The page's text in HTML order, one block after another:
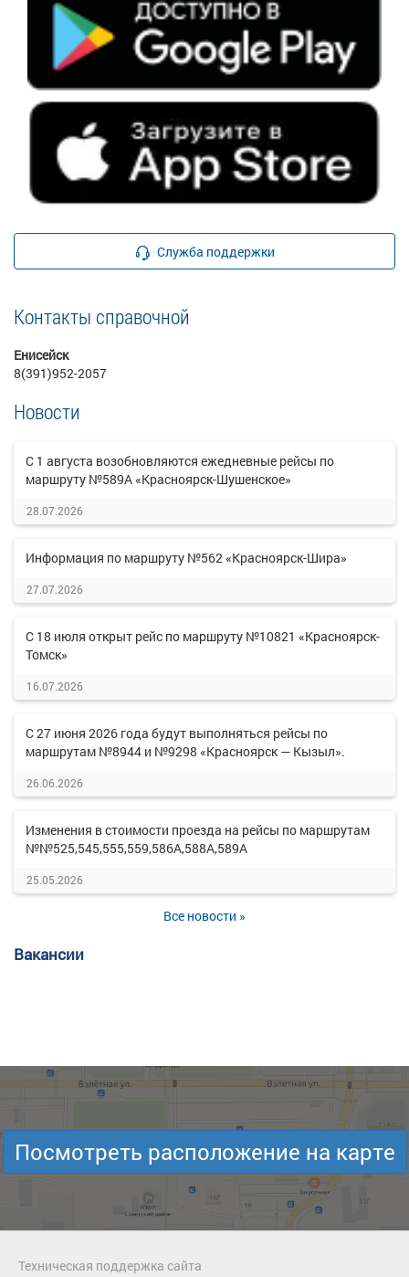
Служба поддержки
Контакты справочной
Енисейск
8(391)952-2057
Новости
С 1 августа возобновляются ежедневные рейсы по
маршруту №589А «Красноярск-Шушенское»
28.07.2026
Информация по маршруту №562 «Красноярск-Шира»
27.07.2026
С 18 июля открыт рейс по маршруту №10821 «Красноярск-
Томск»
16.07.2026
С 27 июня 2026 года будут выполняться рейсы по
маршрутам №8944 и №9298 «Красноярск — Кызыл».
26.06.2026
Изменения в стоимости проезда на рейсы по маршрутам
№№525,545,555,559,586А,588А,589А
25.05.2026
Все новости »
Вакансии
Посмотреть расположение на карте
Техническая поддержка сайта